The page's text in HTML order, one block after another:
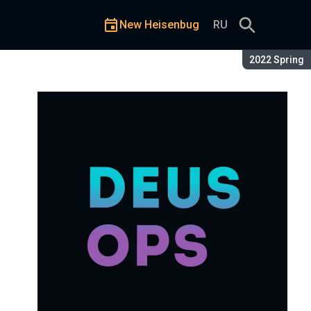
Season:
2022 Spring
New Heisenbug RU